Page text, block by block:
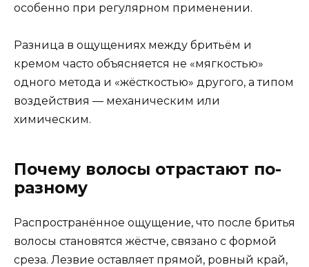
особенно при регулярном применении.
Разница в ощущениях между бритьём и
кремом часто объясняется не «мягкостью»
одного метода и «жёсткостью» другого, а типом
воздействия — механическим или
химическим.
Почему волосы отрастают по-
разному
Распространённое ощущение, что после бритья
волосы становятся жёстче, связано с формой
среза. Лезвие оставляет прямой, ровный край,